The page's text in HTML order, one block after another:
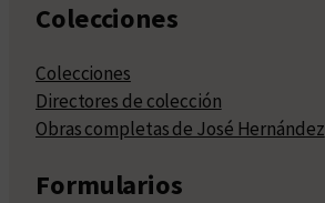
Colecciones
Colecciones
Directores de colección
Obras completas de José Hernández
Formularios